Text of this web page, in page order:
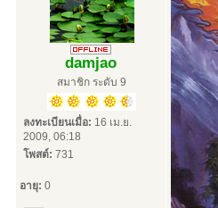
damjao
สมาชิก ระดับ 9
ลงทะเบียนเมื่อ: 16 เม.ย.
2009, 06:18
โพสต์: 731
อายุ: 0